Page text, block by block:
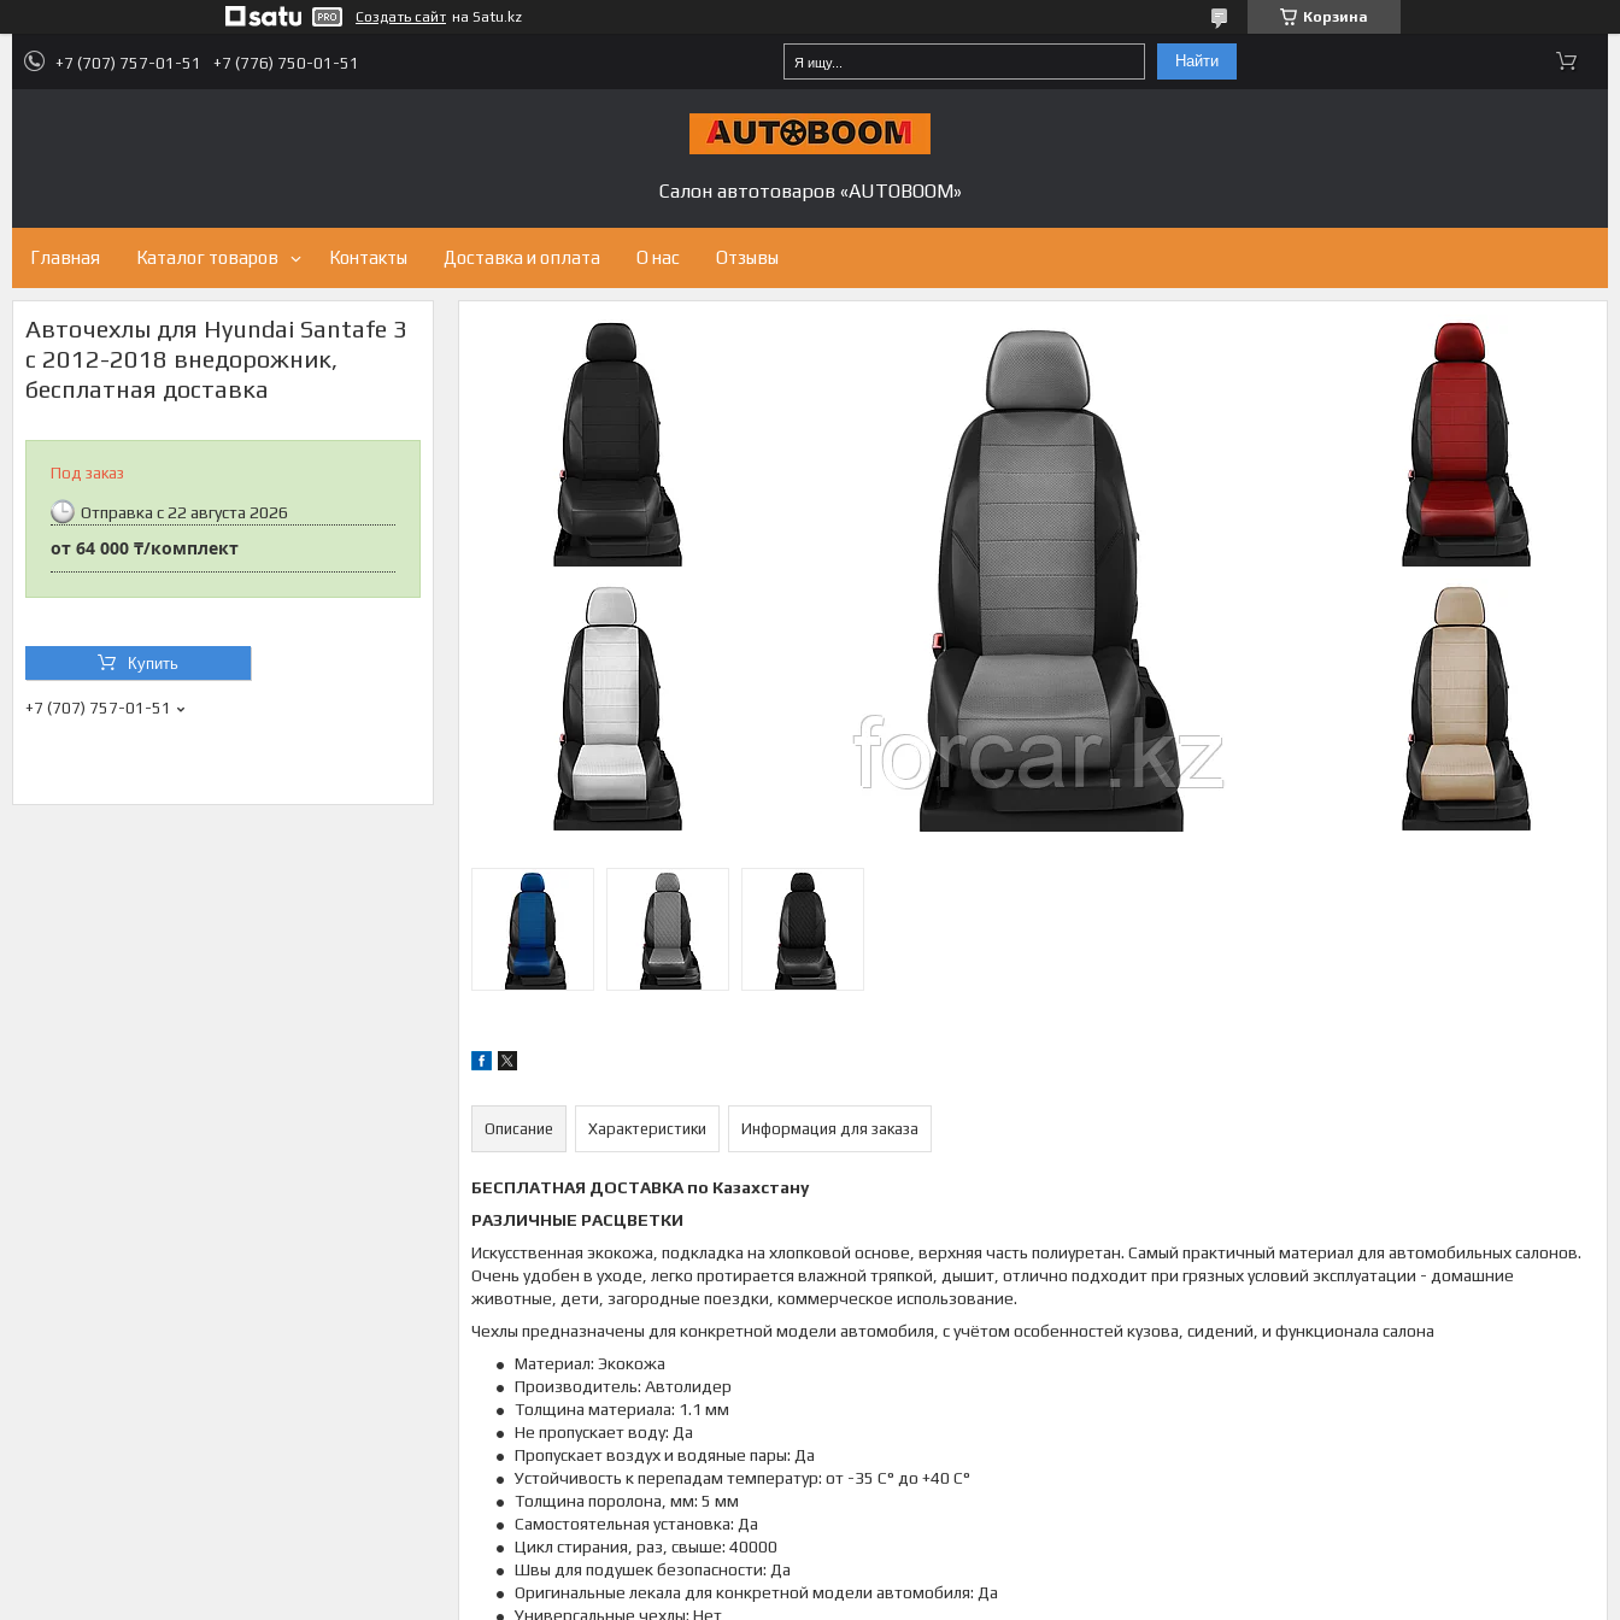
Создать сайт на Satu.kz Корзина
+7 (707) 757-01-51 +7 (776) 750-01-51 Найти
Салон автотоваров «AUTOBOOM»
Главная Каталог товаров Контакты Доставка и оплата О нас Отзывы
Авточехлы для Hyundai Santafe 3
с 2012-2018 внедорожник,
бесплатная доставка
Под заказ
Отправка с 22 августа 2026
от 64 000 ₸/комплект
Купить
+7 (707) 757-01-51
Описание Характеристики Информация для заказа
БЕСПЛАТНАЯ ДОСТАВКА по Казахстану
РАЗЛИЧНЫЕ РАСЦВЕТКИ
Искусственная экокожа, подкладка на хлопковой основе, верхняя часть полиуретан. Самый практичный материал для автомобильных салонов.
Очень удобен в уходе, легко протирается влажной тряпкой, дышит, отлично подходит при грязных условий эксплуатации - домашние
животные, дети, загородные поездки, коммерческое использование.
Чехлы предназначены для конкретной модели автомобиля, с учётом особенностей кузова, сидений, и функционала салона
Материал: Экокожа
Производитель: Автолидер
Толщина материала: 1.1 мм
Не пропускает воду: Да
Пропускает воздух и водяные пары: Да
Устойчивость к перепадам температур: от -35 C° до +40 C°
Толщина поролона, мм: 5 мм
Самостоятельная установка: Да
Цикл стирания, раз, свыше: 40000
Швы для подушек безопасности: Да
Оригинальные лекала для конкретной модели автомобиля: Да
Универсальные чехлы: Нет